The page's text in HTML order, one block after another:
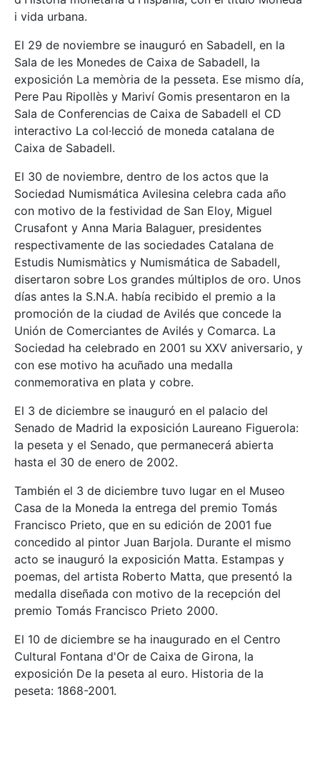
i vida urbana.
El 29 de noviembre se inauguró en Sabadell, en la
Sala de les Monedes de Caixa de Sabadell, la
exposición La memòria de la pesseta. Ese mismo día,
Pere Pau Ripollès y Mariví Gomis presentaron en la
Sala de Conferencias de Caixa de Sabadell el CD
interactivo La col·lecció de moneda catalana de
Caixa de Sabadell.
El 30 de noviembre, dentro de los actos que la
Sociedad Numismática Avilesina celebra cada año
con motivo de la festividad de San Eloy, Miguel
Crusafont y Anna Maria Balaguer, presidentes
respectivamente de las sociedades Catalana de
Estudis Numismàtics y Numismática de Sabadell,
disertaron sobre Los grandes múltiplos de oro. Unos
días antes la S.N.A. había recibido el premio a la
promoción de la ciudad de Avilés que concede la
Unión de Comerciantes de Avilés y Comarca. La
Sociedad ha celebrado en 2001 su XXV aniversario, y
con ese motivo ha acuñado una medalla
conmemorativa en plata y cobre.
El 3 de diciembre se inauguró en el palacio del
Senado de Madrid la exposición Laureano Figuerola:
la peseta y el Senado, que permanecerá abierta
hasta el 30 de enero de 2002.
También el 3 de diciembre tuvo lugar en el Museo
Casa de la Moneda la entrega del premio Tomás
Francisco Prieto, que en su edición de 2001 fue
concedido al pintor Juan Barjola. Durante el mismo
acto se inauguró la exposición Matta. Estampas y
poemas, del artista Roberto Matta, que presentó la
medalla diseñada con motivo de la recepción del
premio Tomás Francisco Prieto 2000.
El 10 de diciembre se ha inaugurado en el Centro
Cultural Fontana d'Or de Caixa de Girona, la
exposición De la peseta al euro. Historia de la
peseta: 1868-2001.